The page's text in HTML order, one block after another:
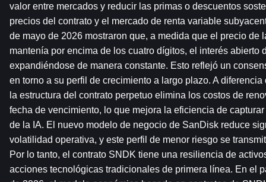
valor entre mercados y reducir las primas o descuentos
precios del contrato y el mercado de renta variable
de mayo de 2026 mostraron que, a medida que el precio de
mantenía por encima de los cuatro dígitos, el interés abierto
expandiéndose de manera constante. Esto reflejó un
en torno a su perfil de crecimiento a largo plazo. A
la estructura del contrato perpetuo elimina los costos de
fecha de vencimiento, lo que mejora la eficiencia de
de la IA. El nuevo modelo de negocio de SanDisk reduce
volatilidad operativa, y este perfil de menor riesgo se
Por lo tanto, el contrato SNDK tiene una resiliencia de
acciones tecnológicas tradicionales de primera línea. En el